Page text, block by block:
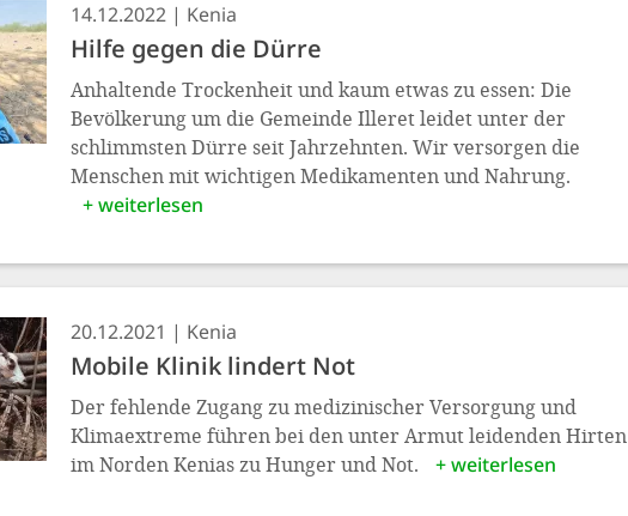
14.12.2022 Kenia
Hilfe gegen die Dürre
Anhaltende Trockenheit und kaum etwas zu essen: Die
Bevölkerung um die Gemeinde Illeret leidet unter der
schlimmsten Dürre seit Jahrzehnten. Wir versorgen die
Menschen mit wichtigen Medikamenten und Nahrung.
+ weiterlesen
20.12.2021 Kenia
Mobile Klinik lindert Not
Der fehlende Zugang zu medizinischer Versorgung und
Klimaextreme führen bei den unter Armut leidenden Hirten
im Norden Kenias zu Hunger und Not.
+ weiterlesen